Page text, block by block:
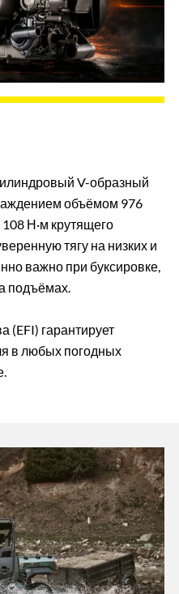
V-образный
объёмом 976
Н·м крутящего
тягу на низких и
важно при буксировке,
подъёмах.
(EFI) гарантирует
в любых погодных